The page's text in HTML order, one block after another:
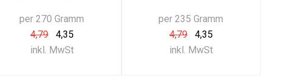
per 270 Gramm
4,79
4,35
inkl. MwSt
per 235 Gramm
4,79
4,35
inkl. MwSt